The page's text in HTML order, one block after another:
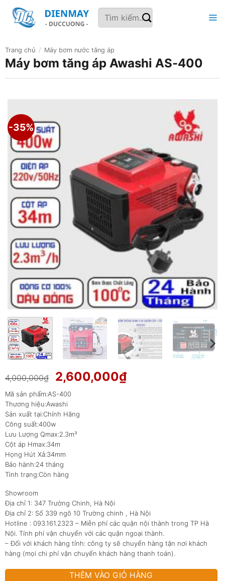
qua
Tìm
kiếm:
Trang chủ / Máy bơm nước tăng áp
Máy bơm tăng áp Awashi AS-400
-35%
4,000,000₫
Giá
gốc
là:
4,000,000₫.
2,600,000₫Giá
Mã sản phẩm:AS-400
Thương hiệu:Awashi
Sản xuất tại:Chính Hãng
Công suất:400w
Lưu Lượng Qmax:2.3m³
Cột áp Hmax:34m
Họng Hút Xả:34mm
Bảo hành:24 tháng
Tình trạng:Còn hàng
Showroom
Địa chỉ 1: 347 Trường Chinh, Hà Nội
Địa chỉ 2: Số 339 ngõ 10 Trường chinh , Hà Nội
Hotline : 093.161.2323 – Miễn phí các quận nội thành trong TP Hà
Nội. Tính phí vận chuyển với các quận ngoại thành.
– Đối với khách hàng tỉnh: công ty sẽ chuyển hàng tận nơi khách
hàng (mọi chi phí vận chuyển khách hàng thanh toán).
THÊM VÀO GIỎ HÀNG